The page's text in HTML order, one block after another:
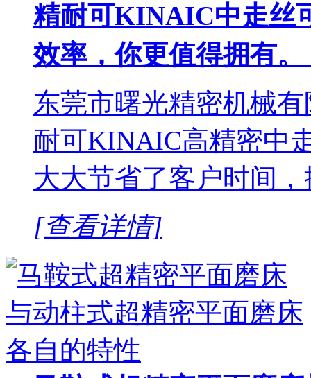
精耐可KINAIC中走丝
效率，你更值得拥有。
东莞市曙光精密机械
耐可KINAIC高精密中
大大节省了客户时间
[查看详情]